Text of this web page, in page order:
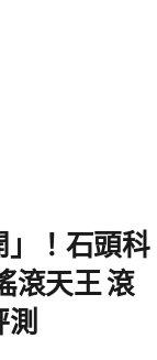
」！石頭科
滾天王 滾